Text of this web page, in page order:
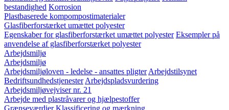
bestandighed Korrosion
Plastbaserede kompompostimaterialer
Glasfiberforstærket umættet polyester
Egenskaber for glasfiberforstærket umættet polyester Eksempler på
anvendelse af glasfiberforstærket polyester
Arbejdsmiljø
Arbejdsmiljø
Arbejdsmiljøloven - ledelse - ansattes pligter Arbejdstilsynet
Bedriftsundhedstjenester Arbejdspladsvurdering
Arbejdsmiljøvejviser nr. 21
Arbejde med plastråvarer og hjælpestoffer
Grænseværdier Klassificering og mærkning